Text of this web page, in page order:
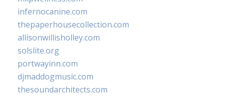
infernocanine.com
thepaperhousecollection.com
allisonwillisholley.com
solslite.org
portwayinn.com
djmaddogmusic.com
thesoundarchitects.com